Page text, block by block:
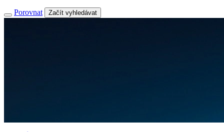
Porovnat Začít vyhledávat